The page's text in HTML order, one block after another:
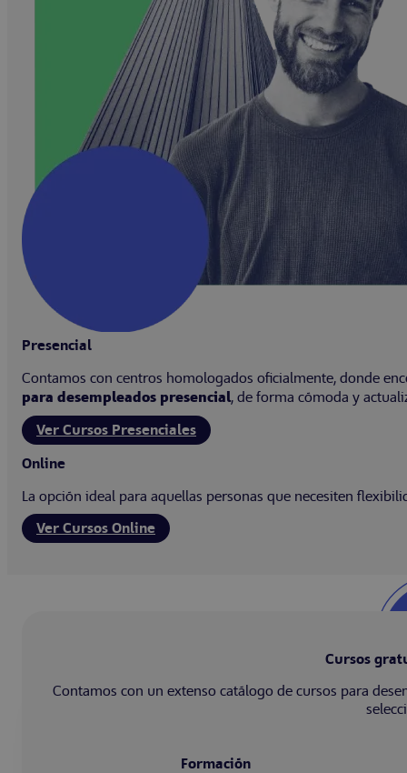
Presencial
Contamos con centros homologados oficialmente, donde
para desempleados presencial, de forma cómoda y
Ver Cursos Presenciales
Online
La opción ideal para aquellas personas que necesiten
Ver Cursos Online
Cursos
Contamos con un extenso catálogo de cursos para
Formación